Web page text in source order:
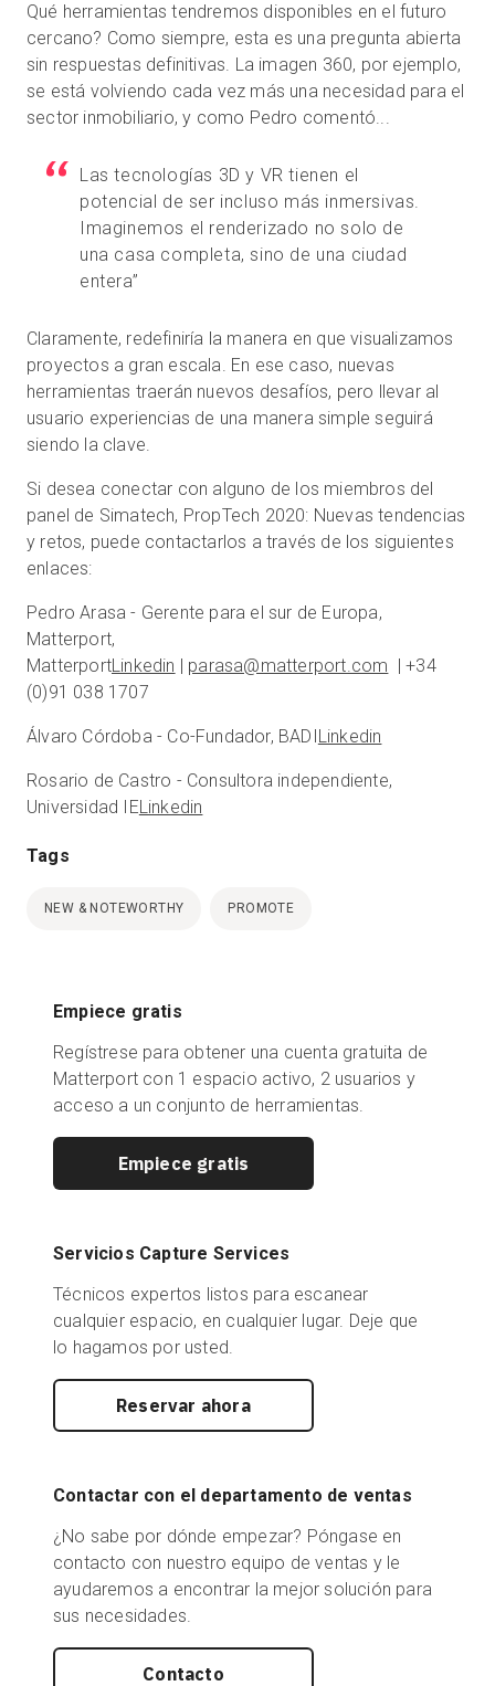
Qué herramientas tendremos disponibles en el futuro
cercano? Como siempre, esta es una pregunta abierta
sin respuestas definitivas. La imagen 360, por ejemplo,
se está volviendo cada vez más una necesidad para el
sector inmobiliario, y como Pedro comentó...
Las tecnologías 3D y VR tienen el
potencial de ser incluso más inmersivas.
Imaginemos el renderizado no solo de
una casa completa, sino de una ciudad
entera”
Claramente, redefiniría la manera en que visualizamos
proyectos a gran escala. En ese caso, nuevas
herramientas traerán nuevos desafíos, pero llevar al
usuario experiencias de una manera simple seguirá
siendo la clave.
Si desea conectar con alguno de los miembros del
panel de Simatech, PropTech 2020: Nuevas tendencias
y retos, puede contactarlos a través de los siguientes
enlaces:
Pedro Arasa - Gerente para el sur de Europa,
Matterport,
MatterportLinkedin | parasa@matterport.com | +34
(0)91 038 1707
Álvaro Córdoba - Co-Fundador, BADILinkedin
Rosario de Castro - Consultora independiente,
Universidad IELinkedin
Tags
NEW & NOTEWORTHY PROMOTE
Empiece gratis
Regístrese para obtener una cuenta gratuita de
Matterport con 1 espacio activo, 2 usuarios y
acceso a un conjunto de herramientas.
Empiece gratis
Servicios Capture Services
Técnicos expertos listos para escanear
cualquier espacio, en cualquier lugar. Deje que
lo hagamos por usted.
Reservar ahora
Contactar con el departamento de ventas
¿No sabe por dónde empezar? Póngase en
contacto con nuestro equipo de ventas y le
ayudaremos a encontrar la mejor solución para
sus necesidades.
Contacto